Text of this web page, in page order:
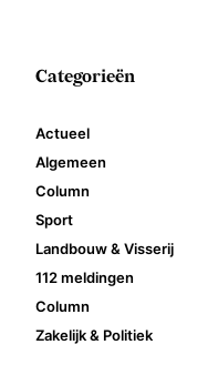
Categorieën
Actueel
Algemeen
Column
Sport
Landbouw & Visserij
112 meldingen
Column
Zakelijk & Politiek